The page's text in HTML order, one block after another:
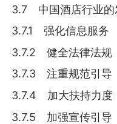
3.7 中国酒店行业的
3.7.1 强化信息服务
3.7.2 健全法律法规
3.7.3 注重规范引导
3.7.4 加大扶持力度
3.7.5 加强宣传引导